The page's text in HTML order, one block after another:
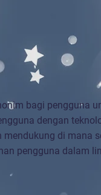
bagi pengguna
dengan
di mana
pengguna dalam